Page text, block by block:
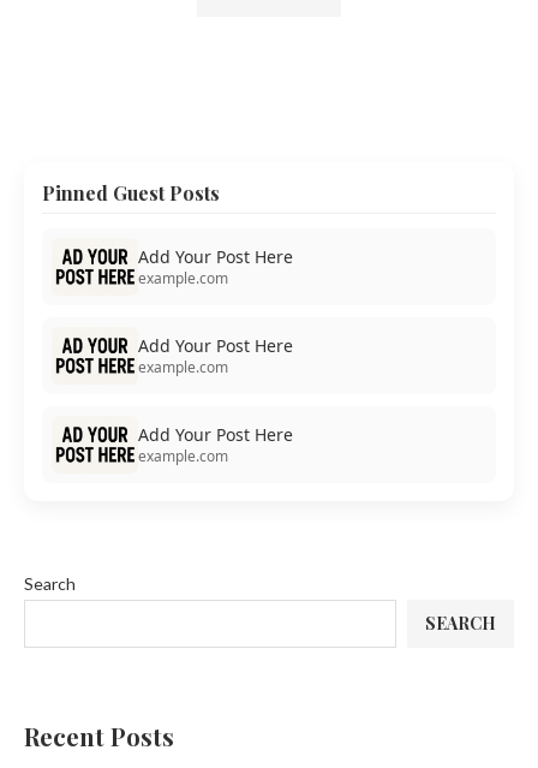
Pinned Guest Posts
Add Your Post Here
example.com
Add Your Post Here
example.com
Add Your Post Here
example.com
Search
SEARCH
Recent Posts